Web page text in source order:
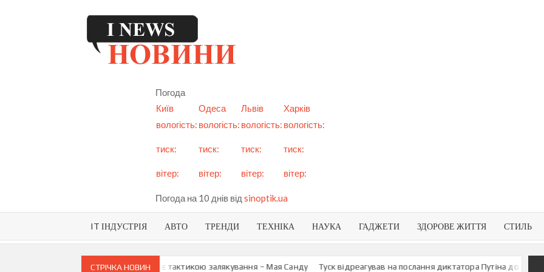
Погода
Київ
Одеса Львів
Харків
вологість:
тиск:
вітер:
вологість:
тиск:
вітер:
вологість:
тиск:
вітер:
вологість:
тиск:
вітер:
Погода на 10 днів від sinoptik.ua
IT ІНДУСТРІЯ АВТО ТРЕНДИ ТЕХНІКА НАУКА ГАДЖЕТИ ЗДОРОВЕ ЖИТТЯ СТИЛЬ
СТРІЧКА НОВИН
можливу анексію Придністров’я є тактикою залякування – Мая Санду Туск відреагував на послання диктатора Путіна до росіян У